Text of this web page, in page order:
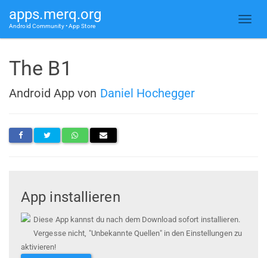
apps.merq.org
Android Community • App Store
The B1
Android App von Daniel Hochegger
App installieren
Diese App kannst du nach dem Download sofort installieren.
Vergesse nicht, "Unbekannte Quellen" in den Einstellungen zu
aktivieren!